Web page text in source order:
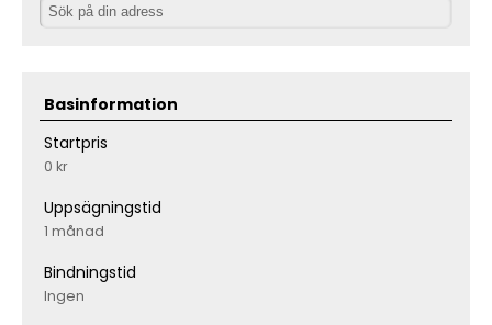
Basinformation
Startpris
0 kr
Uppsägningstid
1 månad
Bindningstid
Ingen